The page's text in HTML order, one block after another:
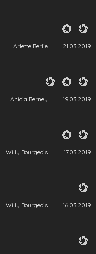
Arlette Berlie 21.03.2019
Anicia Berney 19.03.2019
Willy Bourgeois 17.03.2019
Willy Bourgeois 16.03.2019